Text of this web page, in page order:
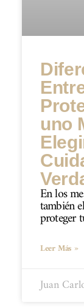
uno
En los
también
proteger
Leer Más »
Juan